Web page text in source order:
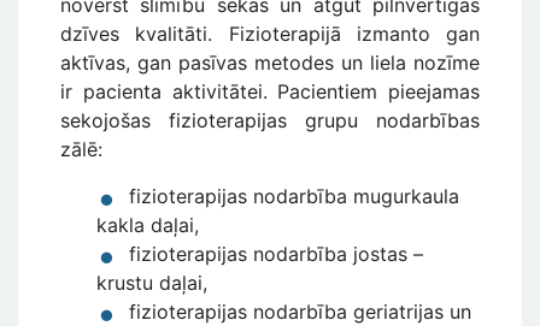
dzīves kvalitāti. Fizioterapijā izmanto gan
aktīvas, gan pasīvas metodes un liela nozīme
ir pacienta aktivitātei. Pacientiem pieejamas
sekojošas fizioterapijas grupu nodarbības
zālē:
fizioterapijas nodarbība mugurkaula
kakla daļai,
fizioterapijas nodarbība jostas –
krustu daļai,
fizioterapijas nodarbība geriatrijas un